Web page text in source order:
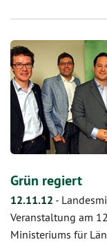
Grün regiert
12.11.12 -
Veranstaltung am
Ministeriums für